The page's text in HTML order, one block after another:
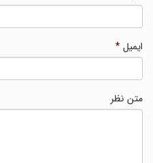
ایمیل*
متن نظر